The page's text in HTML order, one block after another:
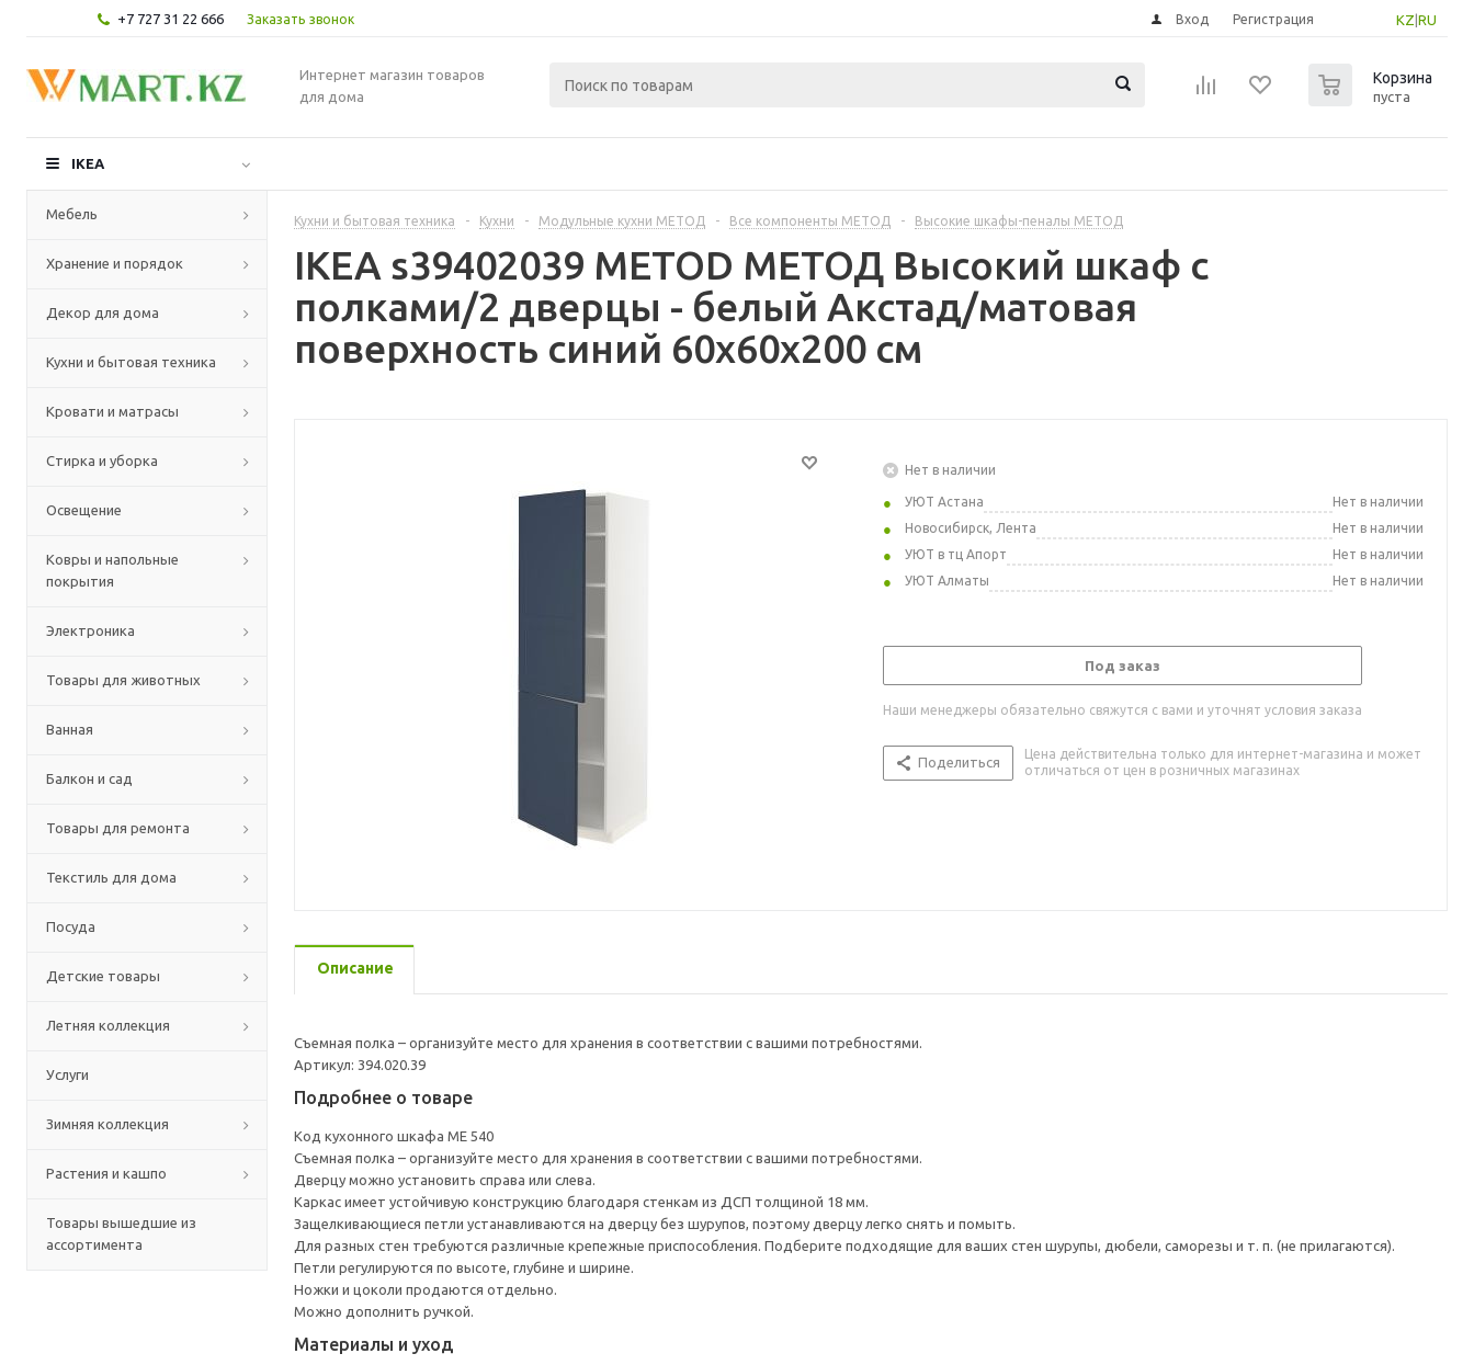
+7 727 31 22 666 Заказать звонок KZ RU
Вход Регистрация
Интернет магазин товаров
для дома
Корзина
пуста
IKEA
Мебель
Хранение и порядок
Декор для дома
Кухни и бытовая техника
Кровати и матрасы
Стирка и уборка
Освещение
Ковры и напольные
покрытия
Электроника
Товары для животных
Ванная
Балкон и сад
Товары для ремонта
Текстиль для дома
Посуда
Детские товары
Летняя коллекция
Услуги
Зимняя коллекция
Растения и кашпо
Товары вышедшие из
ассортимента
Кухни и бытовая техника - Кухни - Модульные кухни МЕТОД - Все компоненты МЕТОД - Высокие шкафы-пеналы МЕТОД
IKEA s39402039 METOD МЕТОД Высокий шкаф с
полками/2 дверцы - белый Акстад/матовая
поверхность синий 60x60x200 см
Нет в наличии
УЮТ Астана
Нет в наличии
Новосибирск, Лента
Нет в наличии
УЮТ в тц Апорт
Нет в наличии
УЮТ Алматы
Нет в наличии
Под заказ
Наши менеджеры обязательно свяжутся с вами и уточнят условия заказа
Поделиться
Цена действительна только для интернет-магазина и может
отличаться от цен в розничных магазинах
Описание
Съемная полка – организуйте место для хранения в соответствии с вашими потребностями.
Артикул: 394.020.39
Подробнее о товаре
Код кухонного шкафа ME 540
Съемная полка – организуйте место для хранения в соответствии с вашими потребностями.
Дверцу можно установить справа или слева.
Каркас имеет устойчивую конструкцию благодаря стенкам из ДСП толщиной 18 мм.
Защелкивающиеся петли устанавливаются на дверцу без шурупов, поэтому дверцу легко снять и помыть.
Для разных стен требуются различные крепежные приспособления. Подберите подходящие для ваших стен шурупы, дюбели, саморезы и т. п. (не прилагаются).
Петли регулируются по высоте, глубине и ширине.
Ножки и цоколи продаются отдельно.
Можно дополнить ручкой.
Материалы и уход